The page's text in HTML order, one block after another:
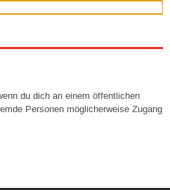
du dich an einem öffentlichen
Personen möglicherweise Zugang